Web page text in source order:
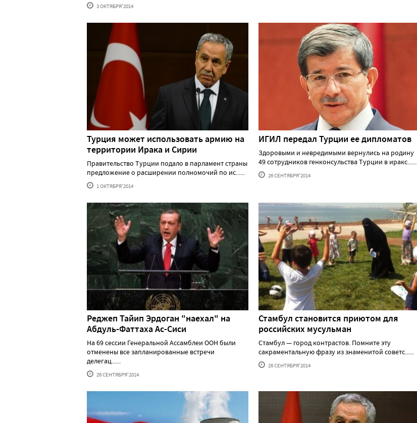
3 ОКТЯБРЯ'2014
Турция может использовать армию на
территории Ирака и Сирии
Правительство Турции подало в парламент страны
предложение о расширении полномочий по ис......
1 ОКТЯБРЯ'2014
ИГИЛ передал Турции ее дипломатов
Здоровыми и невредимыми вернулись на родину
49 сотрудников генконсульства Турции в иракс......
26 СЕНТЯБРЯ'2014
Реджеп Тайип Эрдоган "наехал" на
Абдуль-Фаттаха Ас-Сиси
На 69 сессии Генеральной Ассамблеи ООН были
отменены все запланированные встречи
делегац......
26 СЕНТЯБРЯ'2014
Стамбул становится приютом для
российских мусульман
Стамбул — город контрастов. Помните эту
сакраментальную фразу из знаменитой советс......
26 СЕНТЯБРЯ'2014